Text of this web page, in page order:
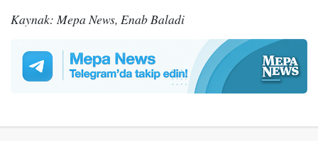
Kaynak: Mepa News, Enab Baladi